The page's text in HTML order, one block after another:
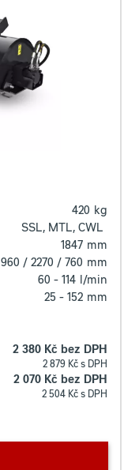
420 kg
SSL, MTL, CWL
1847 mm
960 / 2270 / 760 mm
60 - 114 l/min
25 - 152 mm
2 380 Kč bez DPH
2 879 Kč s DPH
2 070 Kč bez DPH
2 504 Kč s DPH